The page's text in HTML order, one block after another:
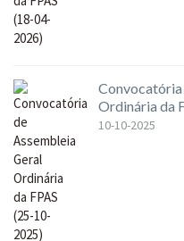
Convocatória
Ordinária da
10-10-2025